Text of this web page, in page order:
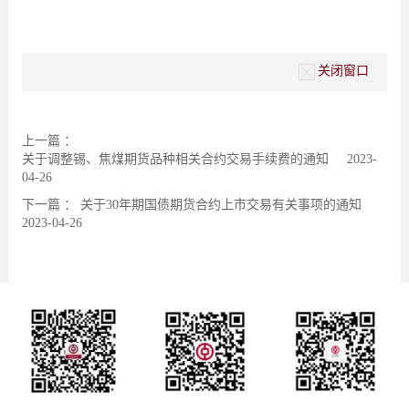
关闭窗口
上一篇 ：
关于调整锡、焦煤期货品种相关合约交易手续费的通知
2023-
04-26
下一篇 ： 关于30年期国债期货合约上市交易有关事项的通知
2023-04-26